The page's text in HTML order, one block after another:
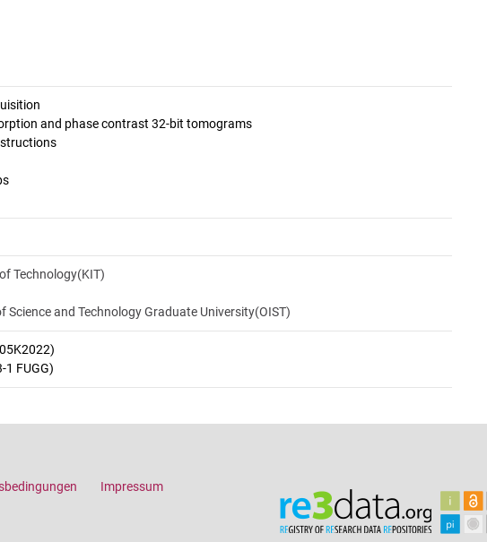
and phase contrast 32-bit tomograms
Technology(KIT)
Science and Technology Graduate University(OIST)
1 FUGG)
Impressum